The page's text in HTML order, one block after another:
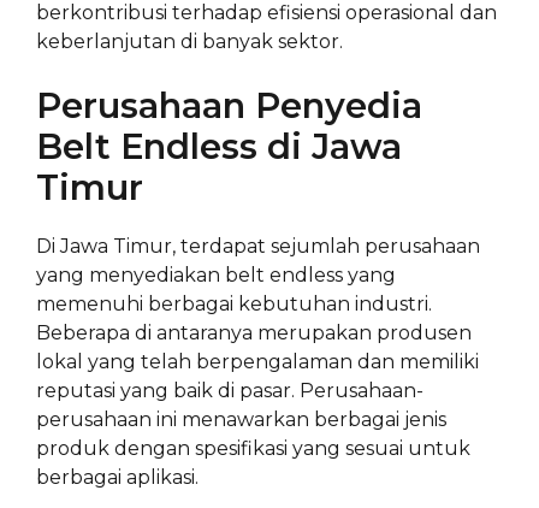
berkontribusi terhadap efisiensi operasional dan
keberlanjutan di banyak sektor.
Perusahaan Penyedia
Belt Endless di Jawa
Timur
Di Jawa Timur, terdapat sejumlah perusahaan
yang menyediakan belt endless yang
memenuhi berbagai kebutuhan industri.
Beberapa di antaranya merupakan produsen
lokal yang telah berpengalaman dan memiliki
reputasi yang baik di pasar. Perusahaan-
perusahaan ini menawarkan berbagai jenis
produk dengan spesifikasi yang sesuai untuk
berbagai aplikasi.